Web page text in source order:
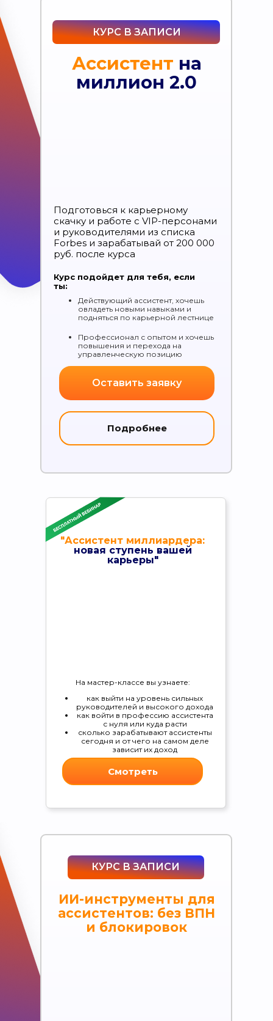
"Ассистент миллиардера:
новая ступень вашей
карьеры"
На мастер-классе вы узнаете:
как выйти на уровень сильных
руководителей и высокого дохода
как войти в профессию ассистента
с нуля или куда расти
сколько зарабатывают ассистенты
сегодня и от чего на самом деле
зависит их доход
Смотреть
КУРС В ЗАПИСИ
Ассистент на
миллион 2.0
Подготовься к карьерному
скачку и работе с VIP-персонами
и руководителями из списка
Forbes и зарабатывай от 200 000
руб. после курса
Курс подойдет для тебя, если
ты:
Действующий ассистент, хочешь
овладеть новыми навыками и
подняться по карьерной лестнице
Профессионал с опытом и хочешь
повышения и перехода на
управленческую позицию
Оставить заявку
Подробнее
КУРС В ЗАПИСИ
ИИ-инструменты для
ассистентов: без ВПН
и блокировок